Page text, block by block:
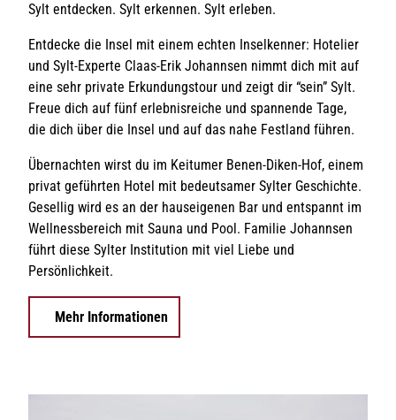
Sylt entdecken. Sylt erkennen. Sylt erleben.
Entdecke die Insel mit einem echten Inselkenner: Hotelier
und Sylt-Experte Claas-Erik Johannsen nimmt dich mit auf
eine sehr private Erkundungstour und zeigt dir “sein” Sylt.
Freue dich auf fünf erlebnisreiche und spannende Tage,
die dich über die Insel und auf das nahe Festland führen.
Übernachten wirst du im Keitumer Benen-Diken-Hof, einem
privat geführten Hotel mit bedeutsamer Sylter Geschichte.
Gesellig wird es an der hauseigenen Bar und entspannt im
Wellnessbereich mit Sauna und Pool. Familie Johannsen
führt diese Sylter Institution mit viel Liebe und
Persönlichkeit.
Mehr Informationen